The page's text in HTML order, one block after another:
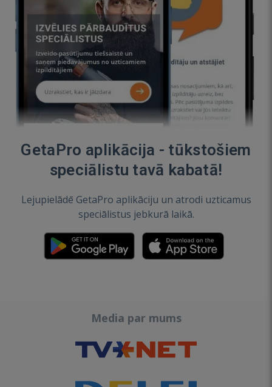
GetaPro aplikācija - tūkstošiem
speciālistu tavā kabatā!
Lejupielādē GetaPro aplikāciju un atrodi uzticamus
speciālistus jebkurā laikā.
Media par mums